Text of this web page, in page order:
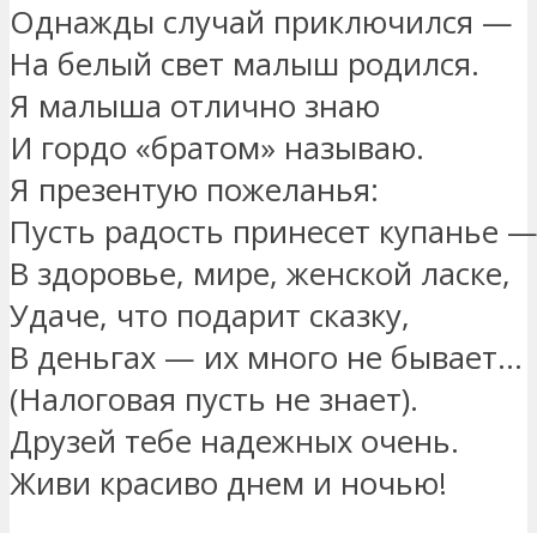
Однажды случай приключился —
На белый свет малыш родился.
Я малыша отлично знаю
И гордо «братом» называю.
Я презентую пожеланья:
Пусть радость принесет купанье —
В здоровье, мире, женской ласке,
Удаче, что подарит сказку,
В деньгах — их много не бывает…
(Налоговая пусть не знает).
Друзей тебе надежных очень.
Живи красиво днем и ночью!